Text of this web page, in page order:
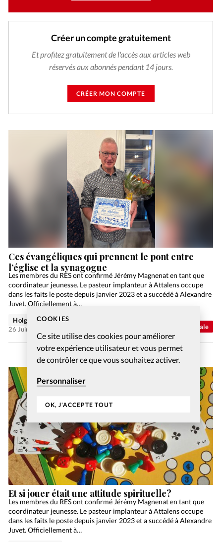
COOKIES
Ce site utilise des cookies pour améliorer
votre expérience utilisateur et vous permet
de contrôler ce que vous souhaitez activer.
Personnaliser
OK, J'ACCEPTE TOUT
Créer un compte gratuitement
Et profitez gratuitement de l'accès aux articles web
réservés aux abonnés pendant 14 jours.
CRÉER MON COMPTE
Actualité internationale
Ces évangéliques qui prennent le pont entre
l’église et la synagogue
Les membres du RES ont confirmé Jérémy Magnenat en tant que
coordinateur jeunesse. Le pasteur implanteur à Attalens occupe
dans les faits le poste depuis janvier 2023 et a succédé à Alexandre
Juvet. Officiellement à…
Holger Wetjen
26 Juin 2026
Et si jouer était une attitude spirituelle?
Les membres du RES ont confirmé Jérémy Magnenat en tant que
coordinateur jeunesse. Le pasteur implanteur à Attalens occupe
dans les faits le poste depuis janvier 2023 et a succédé à Alexandre
Juvet. Officiellement à…